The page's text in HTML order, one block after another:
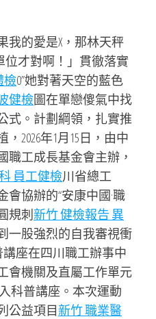
我的愛是X，那林天秤
位才對啊！」貫徹落實
檢0”她對著天空的藍色
健檢圖在單戀傻氣中找
式。計劃綱領，扎實推
2026年1月15日，由中
職工成長基金會主辦，
員工健檢川省總工
協辦的“安康中國·職
規刺新竹 健檢報告 異
一股強烈的自我審視衝
講座在四川職工辦事中
會機關及直屬工作單元
科普講座。本次運動
公益項目新竹 職業醫